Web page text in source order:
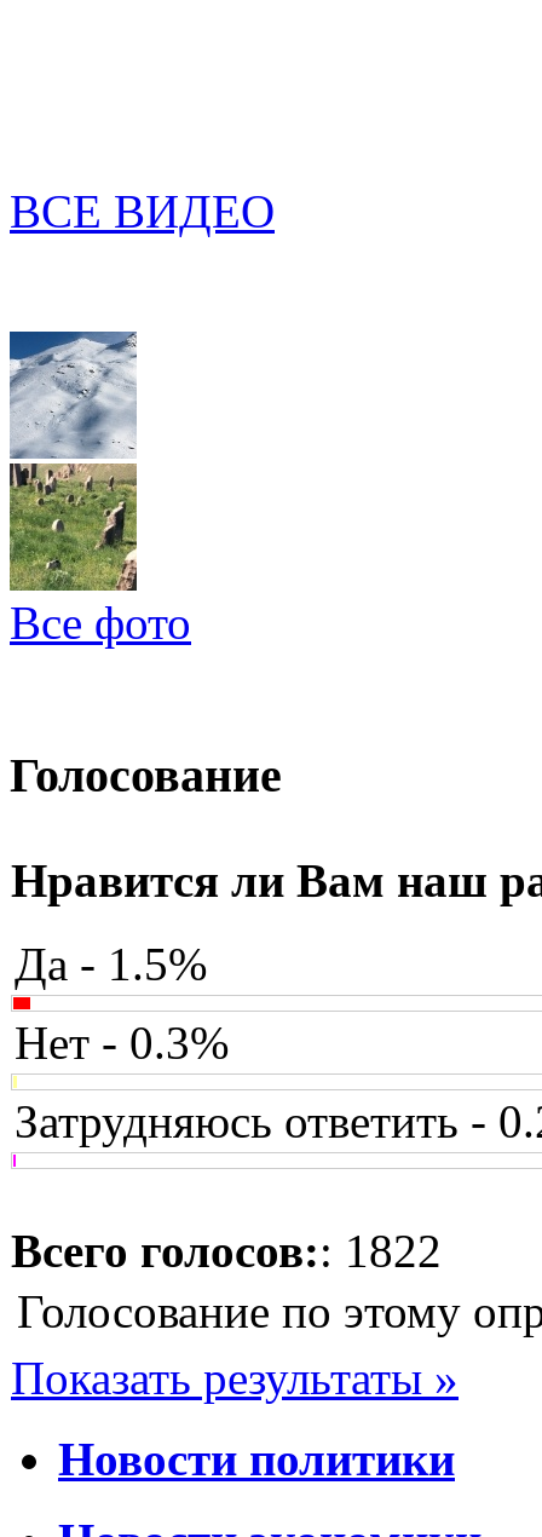
ВСЕ ВИДЕО
Все фото
Голосование
Нравится ли Вам наш
Да - 1.5%
Нет - 0.3%
Затрудняюсь ответить -
Всего голосов:: 1822
Голосование по этому
Показать результаты »
Новости политики